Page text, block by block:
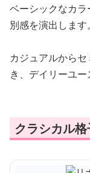
ベーシックなカ
別感を演出します。
カジュアルから
き、デイリーユー
クラシカル